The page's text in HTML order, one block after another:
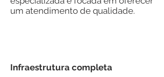
um atendimento de qualidade.
Infraestrutura completa